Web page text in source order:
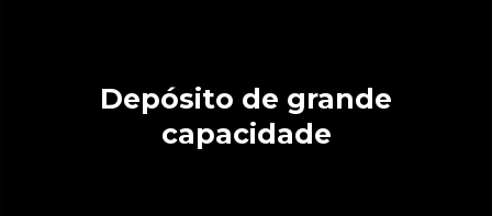
Depósito de grande
capacidade